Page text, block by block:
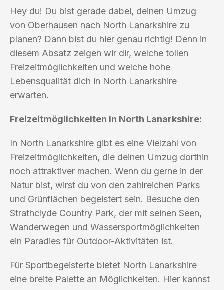
Hey du! Du bist gerade dabei, deinen Umzug
von Oberhausen nach North Lanarkshire zu
planen? Dann bist du hier genau richtig! Denn in
diesem Absatz zeigen wir dir, welche tollen
Freizeitmöglichkeiten und welche hohe
Lebensqualität dich in North Lanarkshire
erwarten.
Freizeitmöglichkeiten in North Lanarkshire:
In North Lanarkshire gibt es eine Vielzahl von
Freizeitmöglichkeiten, die deinen Umzug dorthin
noch attraktiver machen. Wenn du gerne in der
Natur bist, wirst du von den zahlreichen Parks
und Grünflächen begeistert sein. Besuche den
Strathclyde Country Park, der mit seinen Seen,
Wanderwegen und Wassersportmöglichkeiten
ein Paradies für Outdoor-Aktivitäten ist.
Für Sportbegeisterte bietet North Lanarkshire
eine breite Palette an Möglichkeiten. Hier kannst